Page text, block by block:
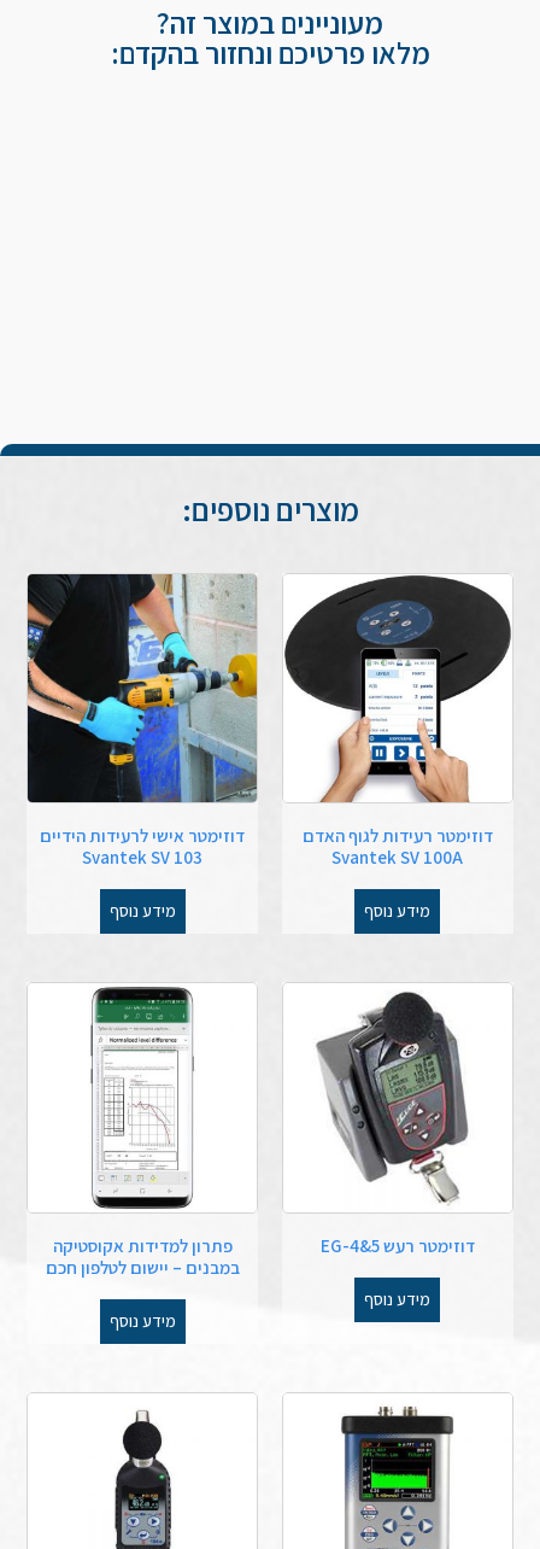
מעוניינים במוצר זה?
מלאו פרטיכם ונחזור בהקדם:
מוצרים נוספים:
דוזימטר רעידות לגוף האדם
Svantek SV 100A
מידע נוסף
דוזימטר אישי לרעידות הידיים
Svantek SV 103
מידע נוסף
דוזימטר רעש EG-4&5
מידע נוסף
פתרון למדידות אקוסטיקה
במבנים – יישום לטלפון חכם
מידע נוסף